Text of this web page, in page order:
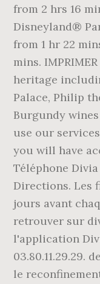
from 2 hrs 16
Disneyland®
from 1 hr 22
mins.
heritage
Palace, Philip
Burgundy
use our
you will have
Téléphone
Directions. Les
jours avant
retrouver sur
l'application
03.80.11.29.29.
le